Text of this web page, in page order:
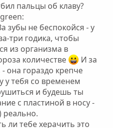
пальцы об клаву?
зубы не беспокойся - у
три годика, чтобы
из организма в
количестве
И за
она гораздо крепче
у тебя со временем
и будешь ты
с пластиной в носу -
реально.
ли тебе херачить это